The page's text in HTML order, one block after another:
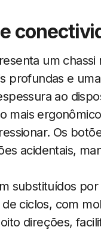
um
profundas e
ao
mais
Os
acidentais,
substituídos
ciclos, com
direções,